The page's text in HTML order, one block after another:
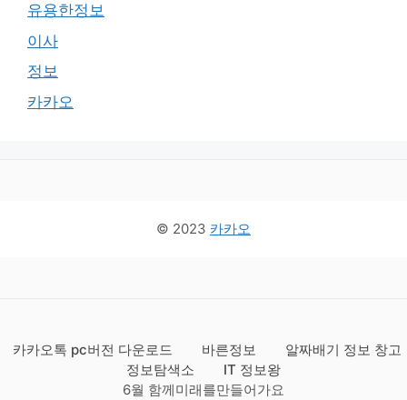
유용한정보
이사
정보
카카오
© 2023 카카오
카카오톡 pc버전 다운로드 바른정보
알짜배기 정보 창고
정보탐색소
IT 정보왕
6월 함께미래를만들어가요